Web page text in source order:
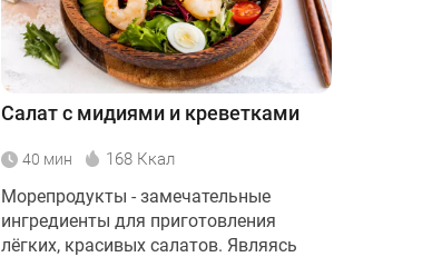
Салат с мидиями и креветками
40 мин 168 Ккал
Морепродукты - замечательные
ингредиенты для приготовления
лёгких, красивых салатов. Являясь